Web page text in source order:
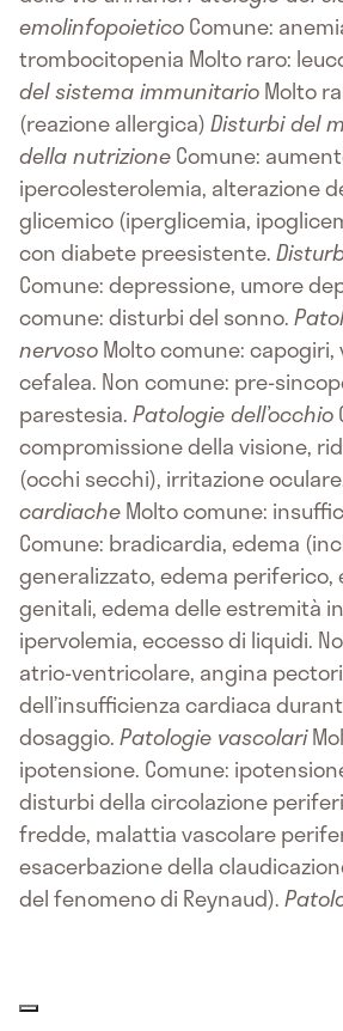
emolinfopoieticoComune:
trombocitopenia Molto raro:
del sistema immunitarioMolto
(reazione allergica)Disturbi del
della nutrizioneComune:
ipercolesterolemia, alterazione
glicemico (iperglicemia,
con diabete preesistente.
Comune: depressione, umore
comune: disturbi del sonno.
nervosoMolto comune:
cefalea. Non comune: pre-
parestesia.Patologie dell’occhio
compromissione della visione,
(occhi secchi), irritazione
cardiacheMolto comune:
Comune: bradicardia, edema
generalizzato, edema periferico,
genitali, edema delle estremità
ipervolemia, eccesso di liquidi.
atrio-ventricolare, angina
dell’insufficienza cardiaca
dosaggio.Patologie vascolari
ipotensione. Comune:
disturbi della circolazione
fredde, malattia vascolare
esacerbazione della
del fenomeno di Reynaud).